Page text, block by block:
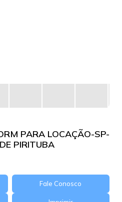
PARA LOCAÇÃO-SP-
PIRITUBA
Fale Conosco